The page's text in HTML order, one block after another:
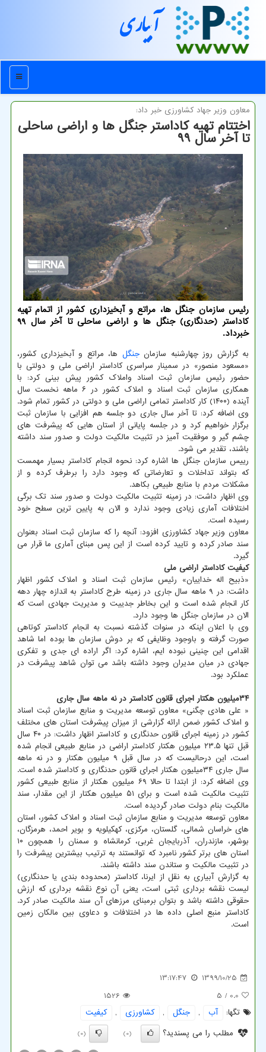
آبیاری
منو
معاون وزیر جهاد كشاورزی خبر داد:
اختتام تهیه كاداستر جنگل ها و اراضی ساحلی
تا آخر سال ۹۹
رئیس سازمان جنگل ها، مراتع و آبخیزداری کشور از اتمام تهیه
کاداستر (حدنگاری) جنگل ها و اراضی ساحلی تا آخر سال 99
خبرداد.
به گزارش روز چهارشنبه سازمانجنگل ها، مراتع و آبخیزداری کشور،
«مسعود منصور» در سمینار سراسری کاداستر اراضی ملی و دولتی با
حضور رئیس سازمان ثبت اسناد واملاک کشور پیش بینی کرد: با
همکاری سازمان ثبت اسناد و املاک کشور در ۶ ماهه نخست سال
آینده (۱۴۰۰) کار کاداستر تمامی اراضی ملی و دولتی در کشور تمام شود.
وی اضافه کرد: تا آخر سال جاری دو جلسه هم افزایی با سازمان ثبت
برگزار خواهیم کرد و در جلسه پایانی از استان هایی که پیشرفت های
چشم گیر و موفقیت آمیز در تثبیت مالکیت دولت و صدور سند داشته
باشند، تقدیر می شود.
رییس سازمان جنگل ها اشاره کرد: نحوه انجام کاداستر بسیار مهمست
که بتواند تداخلات و تعارضاتی که وجود دارد را برطرف کرده و از
مشکلات مردم با منابع طبیعی بکاهد.
وی اظهار داشت: در زمینه تثبیت مالکیت دولت و صدور سند تک برگی
اختلافات آماری زیادی وجود ندارد و الان به پایین ترین سطح خود
رسیده است.
معاون وزیر جهاد کشاورزی افزود: آنچه را که سازمان ثبت اسناد بعنوان
سند صادر کرده و تایید کرده است از این پس مبنای آماری ما قرار می
گیرد.
کیفیت کاداستر اراضی ملی
«ذبیح اله خداییان» رئیس سازمان ثبت اسناد و املاک کشور اظهار
داشت: در ۹ ماهه سال جاری در زمینه طرح کاداستر به اندازه چهار دهه
کار انجام شده است و این بخاطر جدییت و مدیریت جهادی است که
الان در سازمان جنگل ها وجود دارد.
وی با اعلان اینکه در سنوات گذشته نسبت به انجام کاداستر کوتاهی
صورت گرفته و باوجود وظایفی که بر دوش سازمان ها بوده اما شاهد
اقدامی این چنینی نبوده ایم، اشاره کرد: اگر اراده ای جدی و تفکری
جهادی در میان مدیران وجود داشته باشد می توان شاهد پیشرفت در
عملکرد بود.
۳۴میلیون هکتار اجرای قانون کاداستر در نه ماهه سال جاری
« علی هادی چگنی» معاون توسعه مدیریت و منابع سازمان ثبت اسناد
و املاک کشور ضمن ارائه گزارشی از میزان پیشرفت استان های مختلف
کشور در زمینه اجرای قانون حدنگاری و کاداستر اظهار داشت: در ۴۰ سال
قبل تنها ۲۳.۵ میلیون هکتار کاداستر اراضی در منابع طبیعی انجام شده
است، این درحالیست که در سال قبل ۹ میلیون هکتار و در نه ماهه
سال جاری ۳۴میلیون هکتار اجرای قانون حدنگاری و کاداستر شده است.
وی اضافه کرد: از ابتدا تا حالا ۶۹ میلیون هکتار از منابع طبیعی کشور
تثبیت مالکیت شده است و برای ۵۱ میلیون هکتار از این مقدار، سند
مالکیت بنام دولت صادر گردیده است.
معاون توسعه مدیریت و منابع سازمان ثبت اسناد و املاک کشور، استان
های خراسان شمالی، گلستان، مرکزی، کهکیلویه و بویر احمد، هرمزگان،
بوشهر، مازندران، آذربایجان غربی، کرمانشاه و سمنان را همچون ۱۰
استان های برتر کشور نامبرد که توانستند به ترتیب بیشترین پیشرفت را
در تثبیت مالکیت و ستاندن سند داشته باشند.
به گزارش آبیاری به نقل از ایرنا، کاداستر (محدوده بندی یا حدنگاری)
لیست نقشه برداری ثبتی است، یعنی آن نوع نقشه برداری که ارزش
حقوقی داشته باشد و بتوان برمبنای مرزهای آن سند مالکیت صادر کرد.
کاداستر منبع اصلی داده ها در اختلافات و دعاوی بین مالکان زمین
است.
1399/10/25
13:17:47
0.0
/ 5
1526
تگها:
آب , جنگل , كشاورزی ,
كیفیت
مطلب را می پسندید؟
(0)
(0)